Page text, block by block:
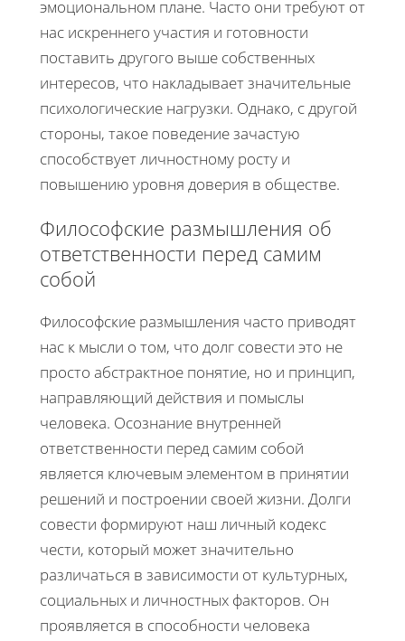
эмоциональном плане. Часто они требуют от
нас искреннего участия и готовности
поставить другого выше собственных
интересов, что накладывает значительные
психологические нагрузки. Однако, с другой
стороны, такое поведение зачастую
способствует личностному росту и
повышению уровня доверия в обществе.
Философские размышления об
ответственности перед самим
собой
Философские размышления часто приводят
нас к мысли о том, что долг совести это не
просто абстрактное понятие, но и принцип,
направляющий действия и помыслы
человека. Осознание внутренней
ответственности перед самим собой
является ключевым элементом в принятии
решений и построении своей жизни. Долги
совести формируют наш личный кодекс
чести, который может значительно
различаться в зависимости от культурных,
социальных и личностных факторов. Он
проявляется в способности человека